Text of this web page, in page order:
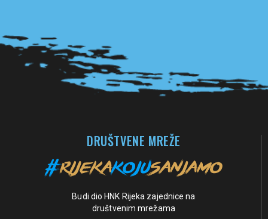
DRUŠTVENE MREŽE
Budi dio HNK Rijeka zajednice na
društvenim mrežama